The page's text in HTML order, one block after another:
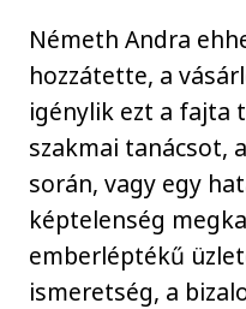
Németh Andra
hozzátette, a
igénylik ezt a fajta
szakmai tanácsot,
során, vagy egy
képtelenség
emberléptékű
ismeretség, a